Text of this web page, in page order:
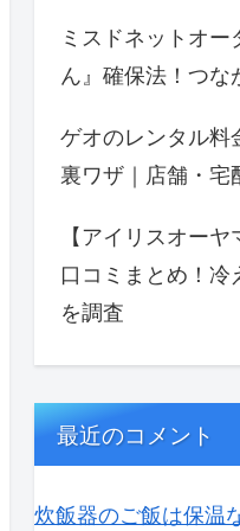
ミスドネットオー
ん』確保法！つな
ゲオのレンタル料
裏ワザ｜店舗・宅
【アイリスオー
口コミまとめ！冷
を調査
最近のコメント
炊飯器のご飯は保温